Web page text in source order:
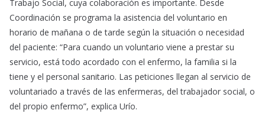
Trabajo Social, cuya colaboración es importante. Desde
Coordinación se programa la asistencia del voluntario en
horario de mañana o de tarde según la situación o necesidad
del paciente: “Para cuando un voluntario viene a prestar su
servicio, está todo acordado con el enfermo, la familia si la
tiene y el personal sanitario. Las peticiones llegan al servicio de
voluntariado a través de las enfermeras, del trabajador social, o
del propio enfermo”, explica Urío.